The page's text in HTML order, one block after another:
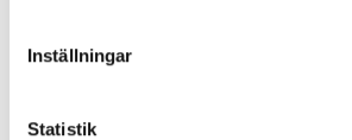
Inställningar
Statistik